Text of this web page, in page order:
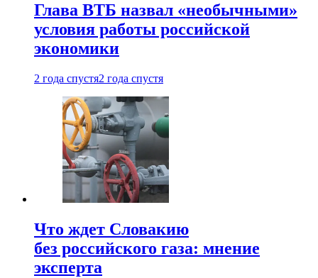
Глава ВТБ назвал «необычными»
условия работы российской
экономики
2 года спустя2 года спустя
Что ждет Словакию
без российского газа: мнение
эксперта